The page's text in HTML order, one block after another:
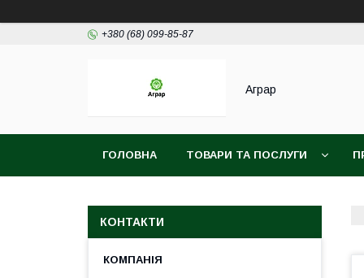
+380 (68) 099-85-87
Аграр
ГОЛОВНА ТОВАРИ ТА ПОСЛУГИ
КОНТАКТИ